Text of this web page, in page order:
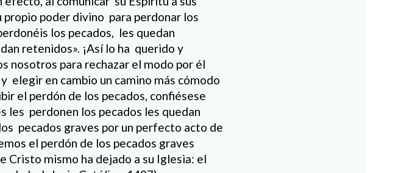
poder divino para perdonar los
los pecados, les quedan
retenidos». ¡Así lo ha querido y
nosotros para rechazar el modo por él
elegir en cambio un camino más cómodo
el perdón de los pecados, confiésese
les perdonen los pecados les quedan
pecados graves por un perfecto acto de
el perdón de los pecados graves
mismo ha dejado a su Iglesia: el